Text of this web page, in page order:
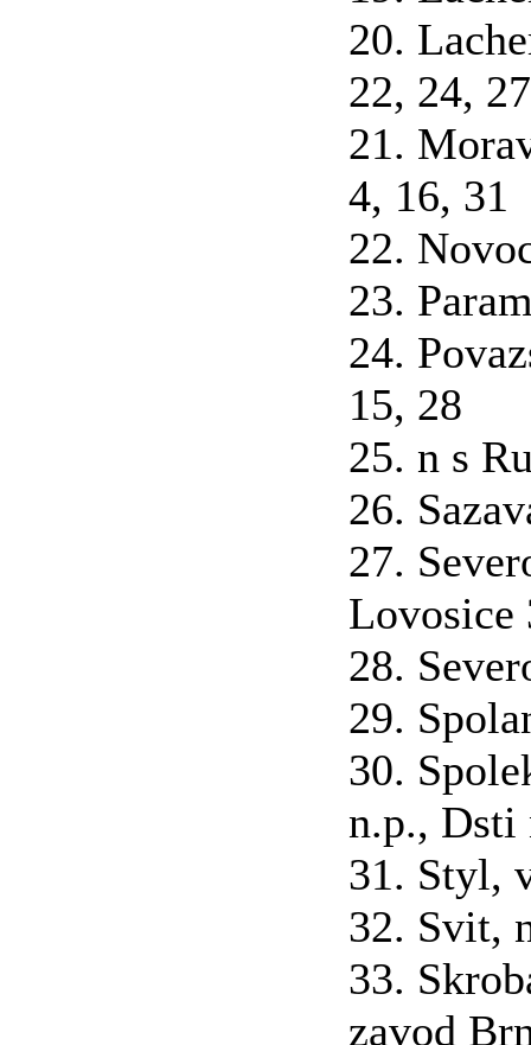
20.
22, 24,
21.
4, 16, 31
22.
23.
24.
15, 28
25. n s
26.
27.
Lovosice
28.
29.
30.
n.p., Dsti
31. Styl,
32. Svit,
33.
zavod